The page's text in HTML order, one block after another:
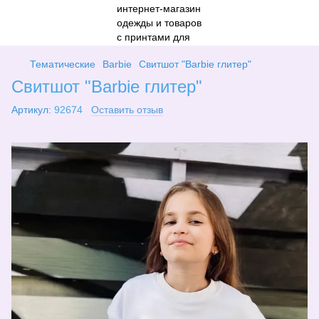
Тематические Barbie Свитшот "Barbie глитер"
Свитшот "Barbie глитер"
Артикул: 92674 Оставить отзыв